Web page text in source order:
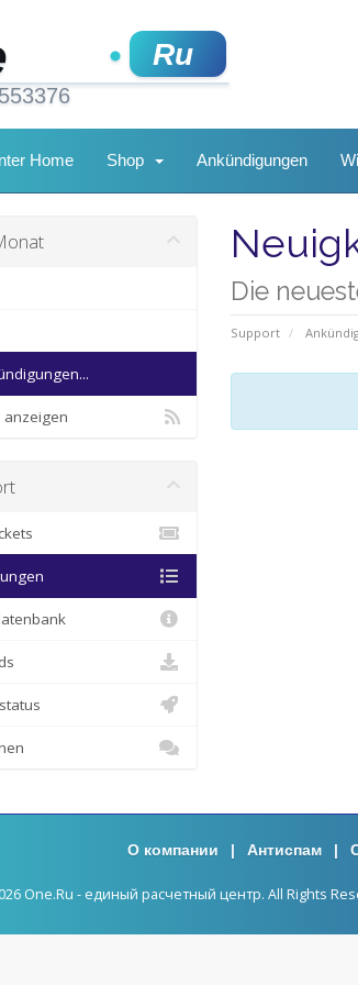
Home Shop Ankündigungen
Die
Support
anzeigen
О компании | Антиспам |
One.Ru - единый расчетный центр. All Rights